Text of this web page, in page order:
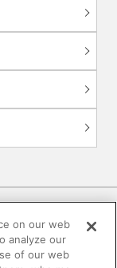
ついて
on our web
analyze our
of our web